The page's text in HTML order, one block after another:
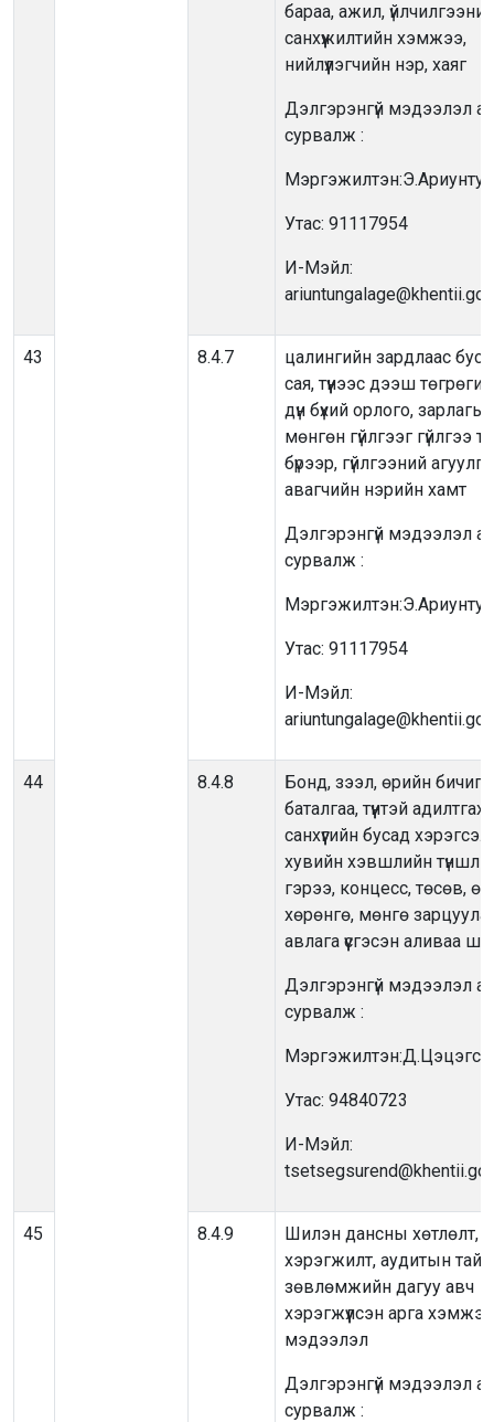
бараа, ажил,
санхүүжилтийн хэмжээ,
нийлүүлэгчийн нэр, хаяг
Дэлгэрэнгүй мэдээлэл
сурвалж :
Утас: 91117954
И-Мэйл:
43 8.4.7
цалингийн зардлаас
сая, түүнээс дээш
дүн бүхий орлого,
мөнгөн гүйлгээг гүйлгээ
бүрээр, гүйлгээний
авагчийн нэрийн хамт
Дэлгэрэнгүй мэдээлэл
сурвалж :
Утас: 91117954
И-Мэйл:
44 8.4.8
Бонд, зээл, өрийн бичиг,
баталгаа, түүнтэй адилтгах
санхүүгийн бусад
хувийн хэвшлийн
гэрээ, концесс, төсөв,
хөрөнгө, мөнгө
авлага үүсгэсэн аливаа
Дэлгэрэнгүй мэдээлэл
сурвалж :
Утас: 94840723
И-Мэйл:
45 8.4.9
Шилэн дансны хөтлөлт,
хэрэгжилт, аудитын
зөвлөмжийн дагуу авч
хэрэгжүүлсэн арга
мэдээлэл
Дэлгэрэнгүй мэдээлэл
сурвалж :